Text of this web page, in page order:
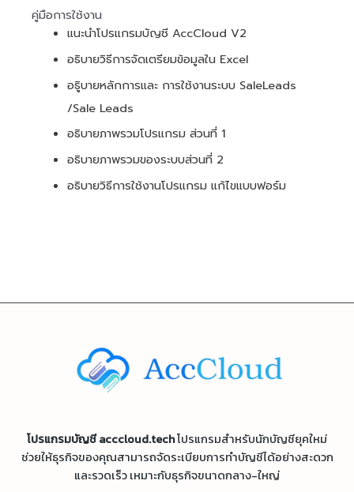
คู่มือการใช้งาน
แนะนำโปรแกรมบัญชี AccCloud V2
อธิบายวิธีการจัดเตรียมข้อมูลใน Excel
อธูิบายหลักการและ การใช้งานระบบ SaleLeads
/Sale Leads
อธิบายภาพรวมโปรแกรม ส่วนที่ 1
อธิบายภาพรวมของระบบส่วนที่ 2
อธิบายวิธีการใช้งานโปรแกรม แก้ไขแบบฟอร์ม
โปรแกรมบัญชี acccloud.techโปรแกรมสำหรับนักบัญชียุคใหม่
ช่วยให้ธุรกิจของคุณสามารถจัดระเบียบการทำบัญชีได้อย่างสะดวก
และรวดเร็ว เหมาะกับธุรกิจขนาดกลาง-ใหญ่